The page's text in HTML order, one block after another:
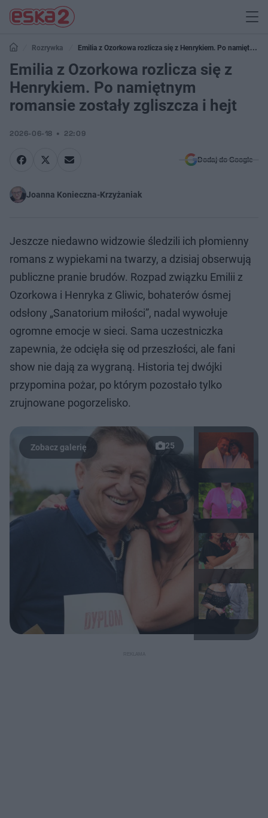
Rozrywka
Emilia z Ozorkowa rozlicza się z Henrykiem. Po namiętnym
romansie zostały zgliszcza i hejt
Emilia z Ozorkowa rozlicza się z
Henrykiem. Po namiętnym
romansie zostały zgliszcza i hejt
2026-06-18 22:09
Dodaj do Google
Joanna Konieczna-Krzyżaniak
Jeszcze niedawno widzowie śledzili ich płomienny
romans z wypiekami na twarzy, a dzisiaj obserwują
publiczne pranie brudów. Rozpad związku Emilii z
Ozorkowa i Henryka z Gliwic, bohaterów ósmej
odsłony „Sanatorium miłości”, nadal wywołuje
ogromne emocje w sieci. Sama uczestniczka
zapewnia, że odcięła się od przeszłości, ale fani
show nie dają za wygraną. Historia tej dwójki
przypomina pożar, po którym pozostało tylko
zrujnowane pogorzelisko.
25